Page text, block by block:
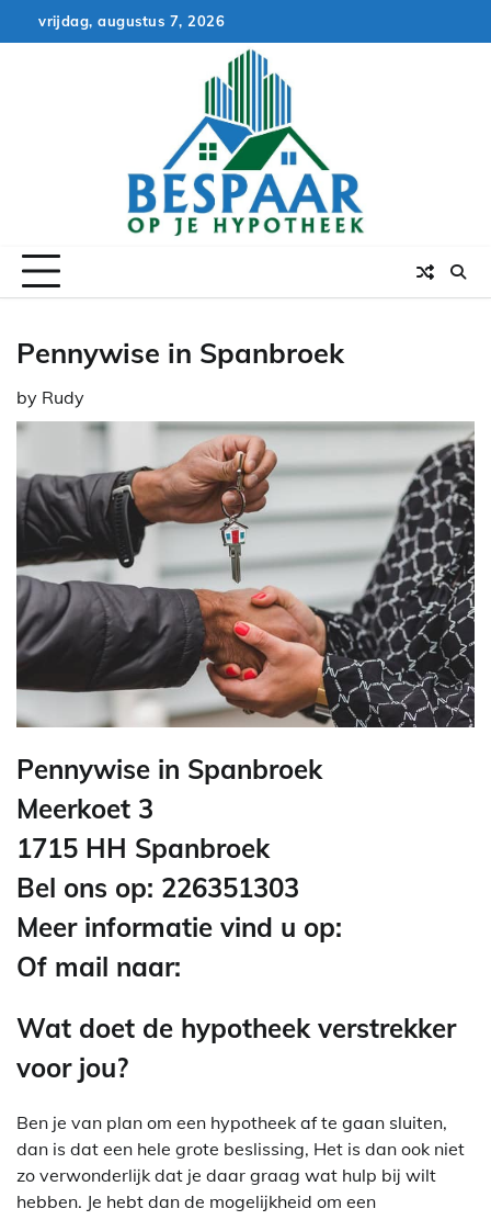
to
vrijdag, augustus 7, 2026
Pennywise in Spanbroek
by Rudy
Pennywise in Spanbroek
Meerkoet 3
1715 HH Spanbroek
Bel ons op: 226351303
Meer informatie vind u op:
Of mail naar:
Wat doet de hypotheek verstrekker
voor jou?
Ben je van plan om een hypotheek af te gaan sluiten,
dan is dat een hele grote beslissing, Het is dan ook niet
zo verwonderlijk dat je daar graag wat hulp bij wilt
hebben. Je hebt dan de mogelijkheid om een